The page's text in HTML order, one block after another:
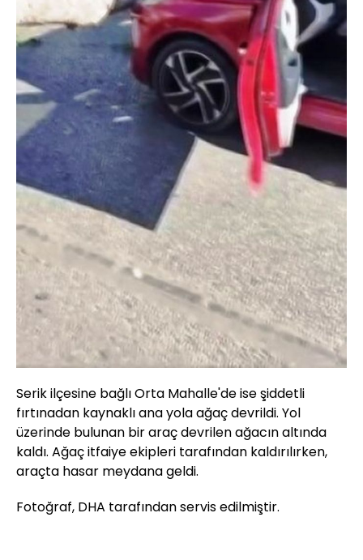
Serik ilçesine bağlı Orta Mahalle'de ise şiddetli
fırtınadan kaynaklı ana yola ağaç devrildi. Yol
üzerinde bulunan bir araç devrilen ağacın altında
kaldı. Ağaç itfaiye ekipleri tarafından kaldırılırken,
araçta hasar meydana geldi.
Fotoğraf, DHA tarafından servis edilmiştir.